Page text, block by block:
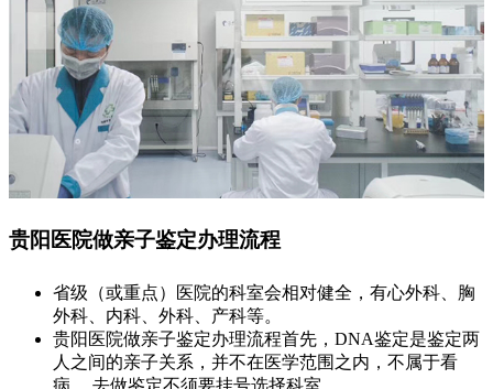
贵阳医院做亲子鉴定办理流程
省级（或重点）医院的科室会相对健全，有心外科、胸
外科、内科、外科、产科等。
贵阳医院做亲子鉴定办理流程首先，DNA鉴定是鉴定两
人之间的亲子关系，并不在医学范围之内，不属于看
病， 去做鉴定不须要挂号选择科室。